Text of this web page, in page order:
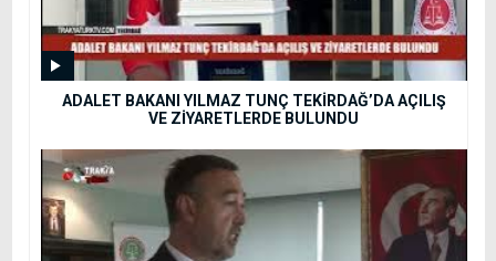
ADALET BAKANI YILMAZ TUNÇ TEKİRDAĞ’DA AÇILIŞ
VE ZİYARETLERDE BULUNDU